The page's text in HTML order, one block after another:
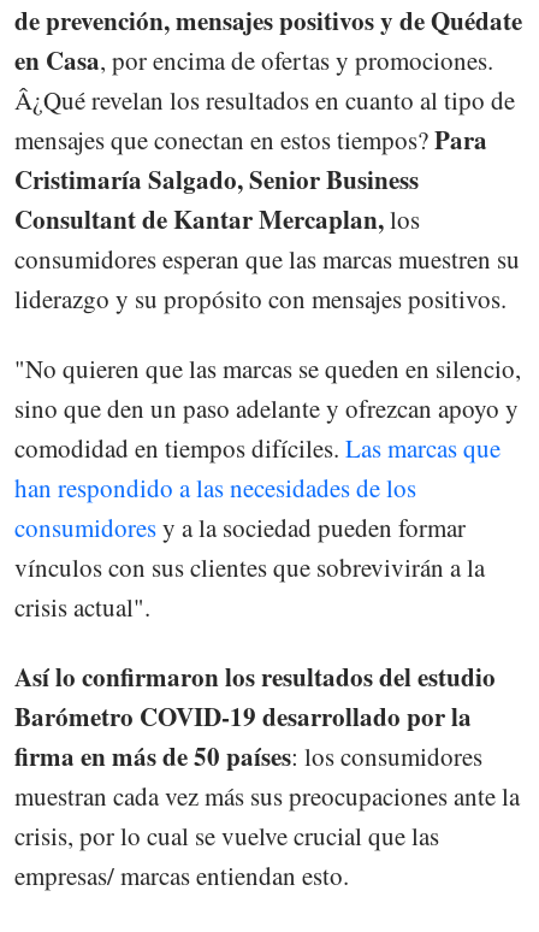
de prevención, mensajes positivos y de Quédate
en Casa, por encima de ofertas y promociones.
Â¿Qué revelan los resultados en cuanto al tipo de
mensajes que conectan en estos tiempos?Para
Cristimaría Salgado, Senior Business
Consultant de Kantar Mercaplan,los
consumidores esperan que las marcas muestren su
liderazgo y su propósito con mensajes positivos.
"No quieren que las marcas se queden en silencio,
sino que den un paso adelante y ofrezcan apoyo y
comodidad en tiempos difíciles. Las marcas que
han respondido a las necesidades de los
consumidoresy a la sociedad pueden formar
vínculos con sus clientes que sobrevivirán a la
crisis actual".
Así lo confirmaron los resultados del estudio
Barómetro COVID-19 desarrollado por la
firma en más de 50 países: los consumidores
muestran cada vez más sus preocupaciones ante la
crisis, por lo cual se vuelve crucial que las
empresas/ marcas entiendan esto.